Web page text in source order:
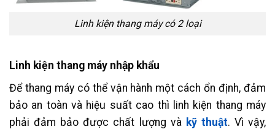
Linh kiện thang máy có 2 loại
Linh kiện thang máy nhập khẩu
Để thang máy có thể vận hành một cách ổn định, đảm
bảo an toàn và hiệu suất cao thì linh kiện thang máy
phải đảm bảo được chất lượng và kỹ thuật. Vì vậy,